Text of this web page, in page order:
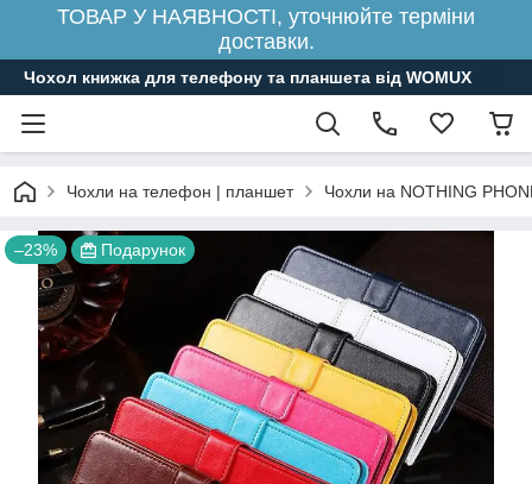
ТОВАР У НАЯВНОСТІ, уточнюйте терміни
доставки.
Чохол книжка для телефону та планшета від WOMUX
Чохли на телефон | планшет Чохли на NOTHING
–23% Подарунок